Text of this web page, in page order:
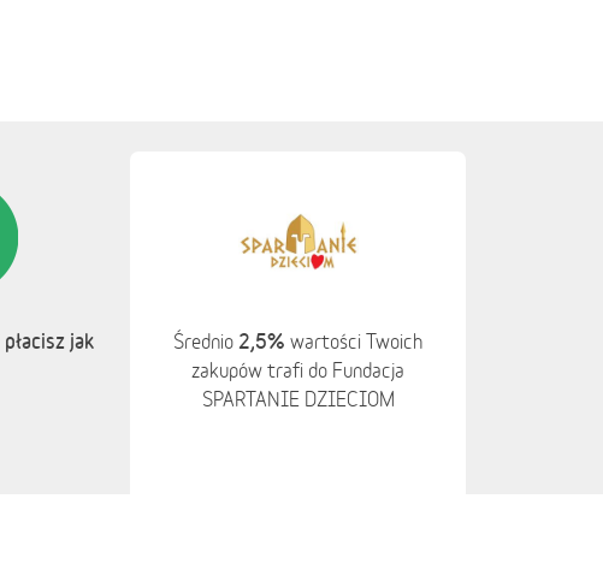
płacisz jak
Średnio 2,5% wartości Twoich
zakupów trafi do Fundacja
SPARTANIE DZIECIOM